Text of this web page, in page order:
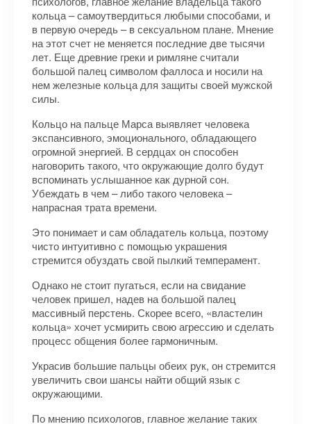
кольца – самоутвердиться любыми способами, и
в первую очередь – в сексуальном плане. Мнение
на этот счет не меняется последние две тысячи
лет. Еще древние греки и римляне считали
большой палец символом фаллоса и носили на
нем железные кольца для защиты своей мужской
силы.
Кольцо на пальце Марса выявляет человека
экспансивного, эмоционального, обладающего
огромной энергией. В сердцах он способен
наговорить такого, что окружающие долго будут
вспоминать услышанное как дурной сон.
Убеждать в чем – либо такого человека –
напрасная трата времени.
Это понимает и сам обладатель кольца, поэтому
чисто интуитивно с помощью украшения
стремится обуздать свой пылкий темперамент.
Однако не стоит пугаться, если на свидание
человек пришел, надев на большой палец
массивный перстень. Скорее всего, «властелин
кольца» хочет усмирить свою агрессию и сделать
процесс общения более гармоничным.
Украсив большие пальцы обеих рук, он стремится
увеличить свои шансы найти общий язык с
окружающими.
По мнению психологов, главное желание таких